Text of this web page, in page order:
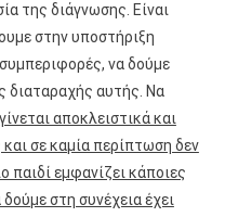
της διάγνωσης. Είναι
στην υποστήριξη
να δούμε
διαταραχής αυτής. Να
αποκλειστικά και
σε καμία περίπτωση δεν
παιδί εμφανίζει κάποιες
στη συνέχεια έχει